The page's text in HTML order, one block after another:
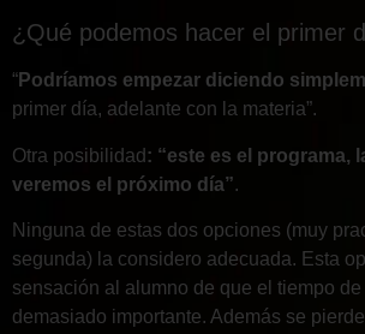
¿Qué podemos hacer el primer
“Podríamos empezar diciendo
primer día, adelante con la materia”.
Otra posibilidad : “este es el programa,
veremos el próximo día”.
Ninguna de estas dos opciones (muy
segunda) la considero adecuada. Esta
sensación al alumno de que el tiempo
demasiado importante. Además se